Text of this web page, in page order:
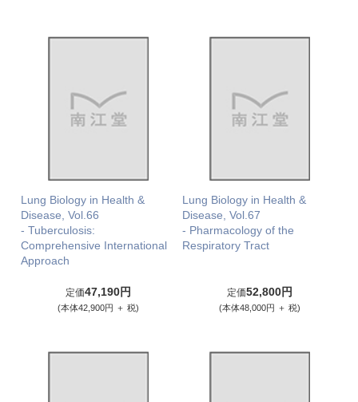
Lung Biology in Health &
Disease, Vol.66
- Tuberculosis:
Comprehensive International
Approach
定価47,190円
(本体42,900円 ＋ 税)
Lung Biology in Health &
Disease, Vol.67
- Pharmacology of the
Respiratory Tract
定価52,800円
(本体48,000円 ＋ 税)